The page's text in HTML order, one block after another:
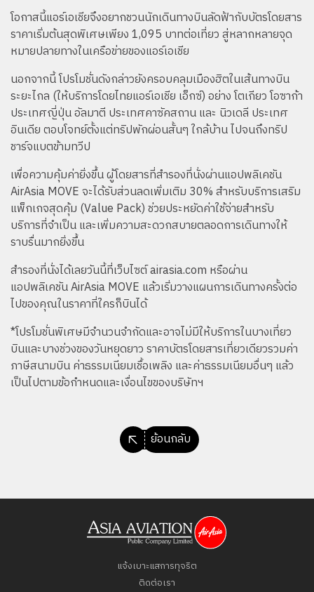
โอกาสนี้แอร์เอเชียจึงอยากชวนนักเดินทางบินลัดฟ้ากับบัตรโดยสาร
ราคาเริ่มต้นสุดพิเศษเพียง 1,095 บาทต่อเที่ยว สู่หลากหลายจุด
หมายปลายทางในเครือข่ายของแอร์เอเชีย
นอกจากนี้ โปรโมชั่นดังกล่าวยังครอบคลุมเมืองฮิตในเส้นทางบิน
ระยะไกล (ให้บริการโดยไทยแอร์เอเชีย เอ็กซ์) อย่าง โตเกียว โอซาก้า
ประเทศญี่ปุ่น อัลมาตี ประเทศคาซัคสถาน และ นิวเดลี ประเทศ
อินเดีย ตอบโจทย์ตั้งแต่ทริปพักผ่อนสั้นๆ ใกล้บ้าน ไปจนถึงทริป
ชาร์จแบตข้ามทวีป
เพื่อความคุ้มค่ายิ่งขึ้น ผู้โดยสารที่สำรองที่นั่งผ่านแอปพลิเคชัน
AirAsia MOVE จะได้รับส่วนลดเพิ่มเติม 30% สำหรับบริการเสริม
แพ็กเกจสุดคุ้ม (Value Pack) ช่วยประหยัดค่าใช้จ่ายสำหรับ
บริการที่จำเป็น และเพิ่มความสะดวกสบายตลอดการเดินทางให้
ราบรื่นมากยิ่งขึ้น
สำรองที่นั่งได้เลยวันนี้ที่เว็บไซต์ airasia.com หรือผ่าน
แอปพลิเคชัน AirAsia MOVE แล้วเริ่มวางแผนการเดินทางครั้งต่อ
ไปของคุณในราคาที่ใครก็บินได้
*โปรโมชั่นพิเศษมีจำนวนจำกัดและอาจไม่มีให้บริการในบางเที่ยว
บินและบางช่วงของวันหยุดยาว ราคาบัตรโดยสารเที่ยวเดียวรวมค่า
ภาษีสนามบิน ค่าธรรมเนียมเชื้อเพลิง และค่าธรรมเนียมอื่นๆ แล้ว
เป็นไปตามข้อกำหนดและเงื่อนไขของบริษัทฯ
ย้อนกลับ
แจ้งเบาะแสการทุจริต
ติดต่อเรา